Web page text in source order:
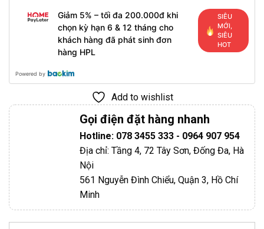
Giảm 5% – tối đa 200.000đ khi
chọn kỳ hạn 6 & 12 tháng cho
khách hàng đã phát sinh đơn
hàng HPL
SIÊU
MỚI,
SIÊU
HOT
Powered by
Add to wishlist
Gọi điện đặt hàng nhanh
Hotline: 078 3455 333 - 0964 907 954
Địa chỉ: Tầng 4, 72 Tây Sơn, Đống Đa, Hà
Nội
561 Nguyễn Đình Chiểu, Quận 3, Hồ Chí
Minh